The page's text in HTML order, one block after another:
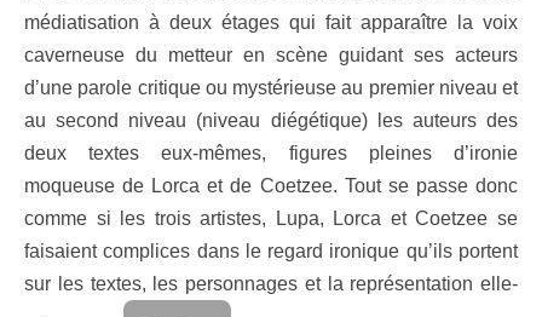
médiatisation à deux étages qui fait apparaître la voix
caverneuse du metteur en scène guidant ses acteurs
d’une parole critique ou mystérieuse au premier niveau et
au second niveau (niveau diégétique) les auteurs des
deux textes eux-mêmes, figures pleines d’ironie
moqueuse de Lorca et de Coetzee. Tout se passe donc
comme si les trois artistes, Lupa, Lorca et Coetzee se
faisaient complices dans le regard ironique qu’ils portent
sur les textes, les personnages et la représentation elle-